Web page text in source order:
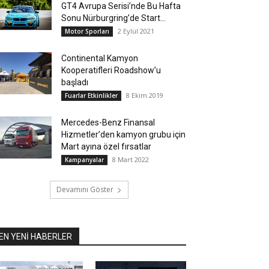
GT4 Avrupa Serisi’nde Bu Hafta
Sonu Nürburgring’de Start...
Motor Sporları 2 Eylül 2021
Continental Kamyon
Kooperatifleri Roadshow’u
başladı
Fuarlar Etkinlikler 8 Ekim 2019
Mercedes-Benz Finansal
Hizmetler’den kamyon grubu için
Mart ayına özel fırsatlar
Kampanyalar 8 Mart 2022
Devamını Göster
YENİ HABERLER